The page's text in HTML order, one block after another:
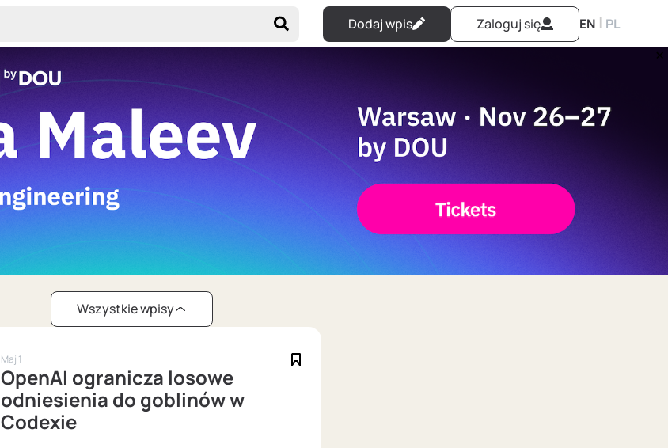
Dodaj wpis Zaloguj się EN | PL
Wszystkie wpisy
Maj 1
OpenAI ogranicza losowe
odniesienia do goblinów w
Codexie